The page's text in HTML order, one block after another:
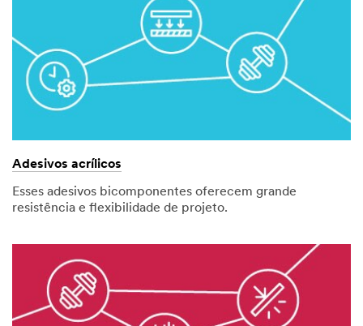
Adesivos acrílicos
Esses adesivos bicomponentes oferecem grande
resistência e flexibilidade de projeto.